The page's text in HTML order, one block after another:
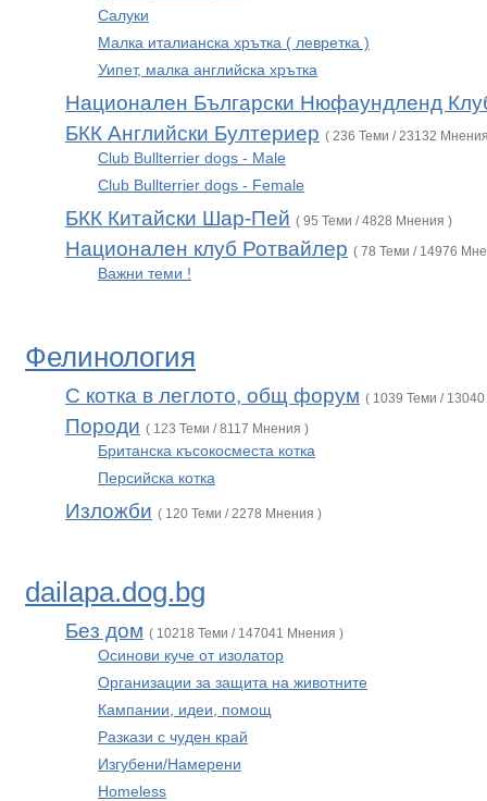
Салуки
Малка италианска хрътка ( левретка )
Уипет, малка английска хрътка
Национален Български Нюфаундленд
БКК Английски Бултериер ( 236 Теми / 23132
Club Bullterrier dogs - Male
Club Bullterrier dogs - Female
БКК Китайски Шар-Пей ( 95 Теми / 4828 Мнения )
Национален клуб Ротвайлер ( 78 Теми / 14976
Важни теми !
Фелинология
С котка в леглото, общ форум ( 1039 Теми /
Породи ( 123 Теми / 8117 Мнения )
Британска късокосместа котка
Персийска котка
Изложби ( 120 Теми / 2278 Мнения )
dailapa.dog.bg
Без дом ( 10218 Теми / 147041 Мнения )
Осинови куче от изолатор
Организации за защита на животните
Кампании, идеи, помощ
Разкази с чуден край
Изгубени/Намерени
Homeless